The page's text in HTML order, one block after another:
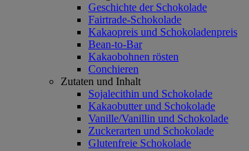
Geschichte der Schokolade
Fairtrade-Schokolade
Kakaopreis und Schokoladenpreis
Bean-to-Bar
Kakaobohnen rösten
Conchieren
Zutaten und Inhalt
Sojalecithin und Schokolade
Kakaobutter und Schokolade
Vanille/Vanillin und Schokolade
Zuckerarten und Schokolade
Glutenfreie Schokolade